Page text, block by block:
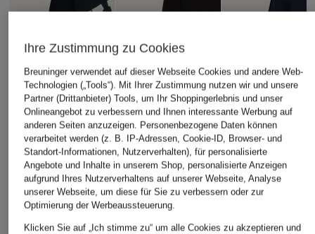
Ihre Zustimmung zu Cookies
Breuninger verwendet auf dieser Webseite Cookies und andere Web-
Technologien („Tools“). Mit Ihrer Zustimmung nutzen wir und unsere
Partner (Drittanbieter) Tools, um Ihr Shoppingerlebnis und unser
Onlineangebot zu verbessern und Ihnen interessante Werbung auf
anderen Seiten anzuzeigen. Personenbezogene Daten können
verarbeitet werden (z. B. IP-Adressen, Cookie-ID, Browser- und
Standort-Informationen, Nutzerverhalten), für personalisierte
Angebote und Inhalte in unserem Shop, personalisierte Anzeigen
aufgrund Ihres Nutzerverhaltens auf unserer Webseite, Analyse
unserer Webseite, um diese für Sie zu verbessern oder zur
Optimierung der Werbeaussteuerung.
Klicken Sie auf „Ich stimme zu“ um alle Cookies zu akzeptieren und